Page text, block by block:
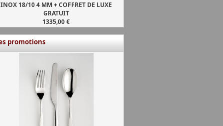
INOX 18/10 4 MM + COFFRET DE LUXE
GRATUIT
1335,00 €
promotions